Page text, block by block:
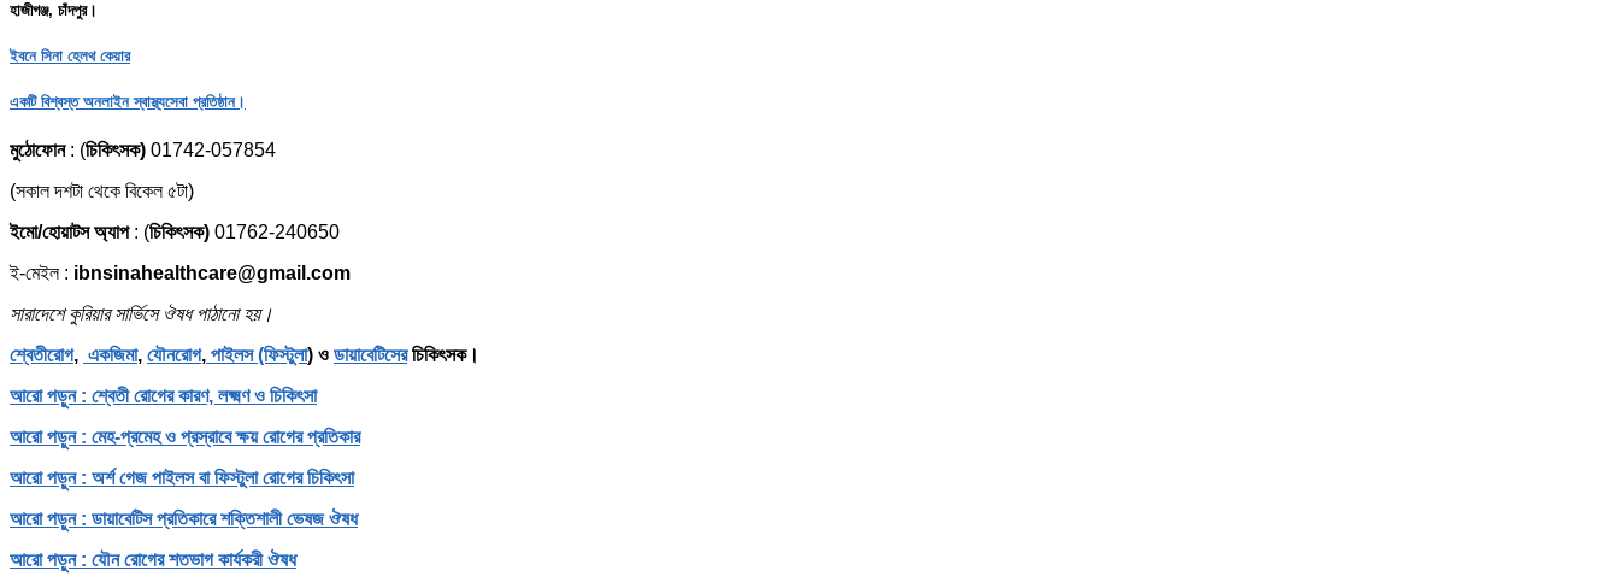
হাজীগঞ্জ, চাঁদপুর।
ইবনে সিনা হেলথ কেয়ার
একটি বিশ্বস্ত অনলাইন স্বাস্থ্যসেবা প্রতিষ্ঠান।
মুঠোফোন: (চিকিৎসক) 01742-057854
(সকাল দশটা থেকে বিকেল ৫টা)
ইমো/হোয়াটস অ্যাপ: (চিকিৎসক) 01762-240650
ই-মেইল : ibnsinahealthcare@gmail.com
সারাদেশে কুরিয়ার সার্ভিসে ঔষধ পাঠানো হয়।
শ্বেতীরোগ, একজিমা, যৌনরোগ, পাইলস (ফিস্টুলা) ও ডায়াবেটিসেরচিকিৎসক।
আরো পড়ুন : শ্বেতী রোগের কারণ, লক্ষ্মণ ও চিকিৎসা
আরো পড়ুন : মেহ-প্রমেহ ও প্রস্রাবে ক্ষয় রোগের প্রতিকার
আরো পড়ুন : অর্শ গেজ পাইলস বা ফিস্টুলা রোগের চিকিৎসা
আরো পড়ুন : ডায়াবেটিস প্রতিকারে শক্তিশালী ভেষজ ঔষধ
আরো পড়ুন : যৌন রোগের শতভাগ কার্যকরী ঔষধ